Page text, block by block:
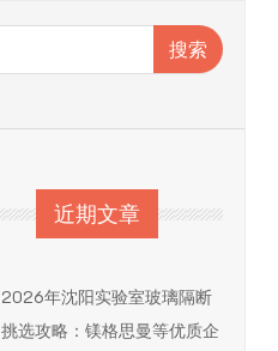
搜索
近期文章
2026年沈阳实验室玻璃隔断
挑选攻略：镁格思曼等优质企